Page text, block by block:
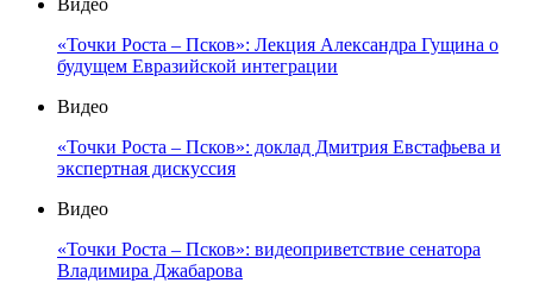
Видео
«Точки Роста – Псков»: Лекция Александра Гущина о
будущем Евразийской интеграции
Видео
«Точки Роста – Псков»: доклад Дмитрия Евстафьева и
экспертная дискуссия
Видео
«Точки Роста – Псков»: видеоприветствие сенатора
Владимира Джабарова